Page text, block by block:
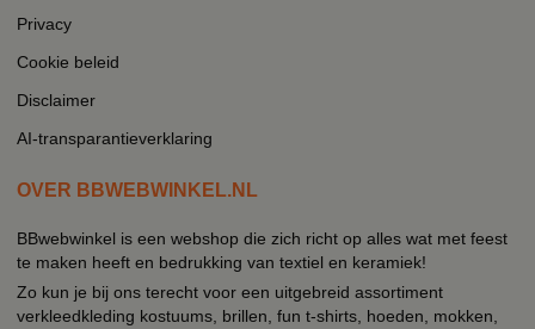
Privacy
Cookie beleid
Disclaimer
AI-transparantieverklaring
OVER BBWEBWINKEL.NL
BBwebwinkel is een webshop die zich richt op alles wat met feest
te maken heeft en bedrukking van textiel en keramiek!
Zo kun je bij ons terecht voor een uitgebreid assortiment
verkleedkleding kostuums, brillen, fun t-shirts, hoeden, mokken,